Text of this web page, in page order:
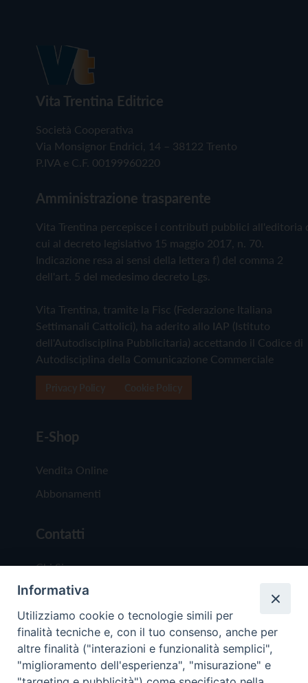
Vita Trentina Editrice
Società Cooperativa
Via Monsignor Endrici, 14 – 38122 Trento
P.IVA e C.F. 00199960220
Amministrazione trasparente
Vita Trentina percepisce i contributi pubblici all'editoria
cui al decreto legislativo 15 maggio 2017, n. 70.
Indicazione resa ai sensi della lettera f) del comma 2
dell'art. 5 del medesimo decreto Lgs.
Vita Trentina, tramite la Fisc (Federazione Italiana
Settimanali Cattolici), ha aderito allo IAP (Istituto
dell'Autodisciplina Pubblicitaria) accettando il Codice di
Autodisciplina della Comunicazione Commerciale
E-Shop
Vendita Online
Abbonamenti
Contatti
Chi Siamo
Redazione
Scrivici
Informativa
Utilizziamo cookie o tecnologie simili per
finalità tecniche e, con il tuo consenso, anche per
altre finalità ("interazioni e funzionalità semplici",
"miglioramento dell'esperienza", "misurazione" e